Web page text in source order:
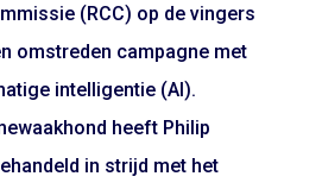
(RCC) op de vingers
omstreden campagne met
intelligentie (AI).
heeft Philip
in strijd met het